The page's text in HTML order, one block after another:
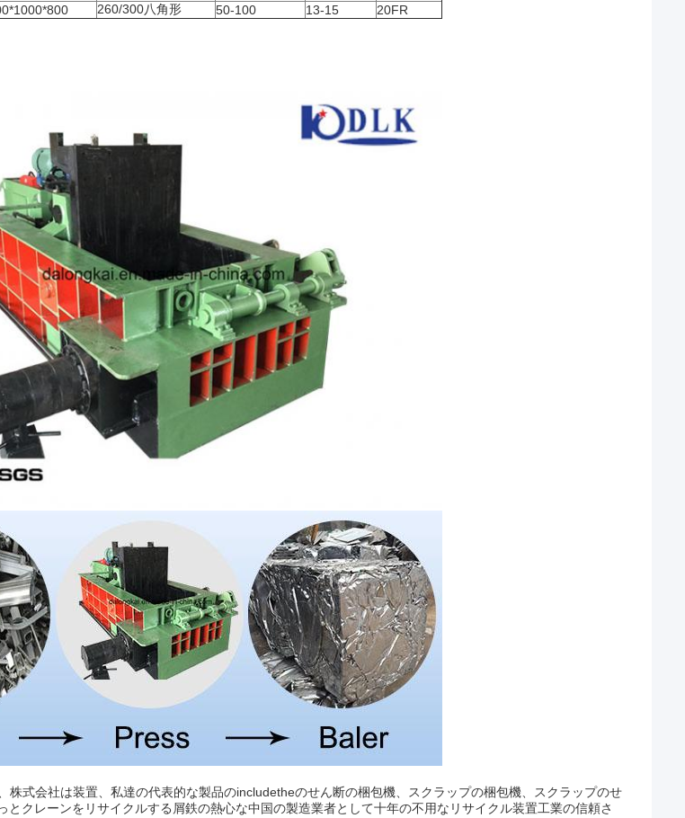
260/300八角形 50-100 13-15 20FR
株式会社は装置、私達の代表的な製品のincludetheのせん断の梱包機、スクラップの梱包機、スクラップのせ
とクレーンをリサイクルする屑鉄の熱心な中国の製造業者として十年の不用なリサイクル装置工業の信頼さ